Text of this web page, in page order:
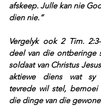
afskeep. Julle kan nie
dien nie.”
Vergelyk ook 2 Tim.
deel van die ontberinge
soldaat van Christus
aktiewe diens wat sy
tevrede wil stel,
die dinge van die